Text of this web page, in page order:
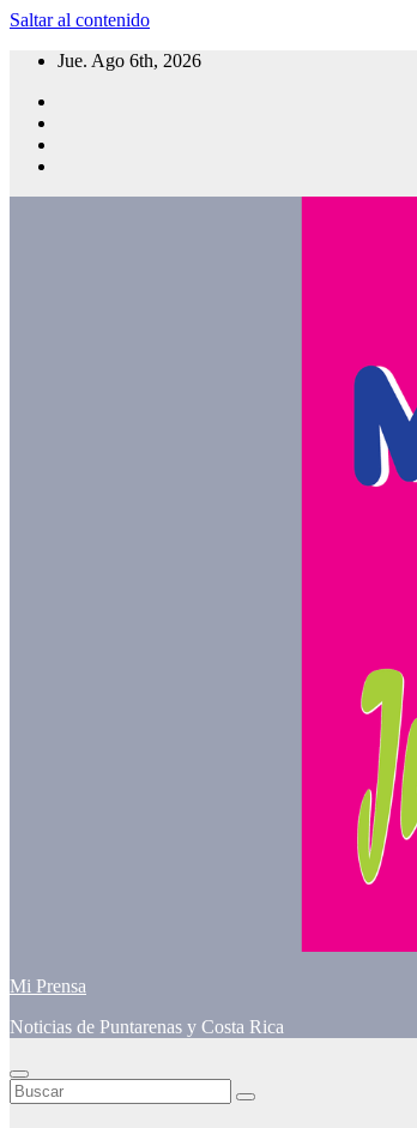
Saltar al contenido
Jue. Ago 6th, 2026
Mi Prensa
Noticias de Puntarenas y Costa Rica